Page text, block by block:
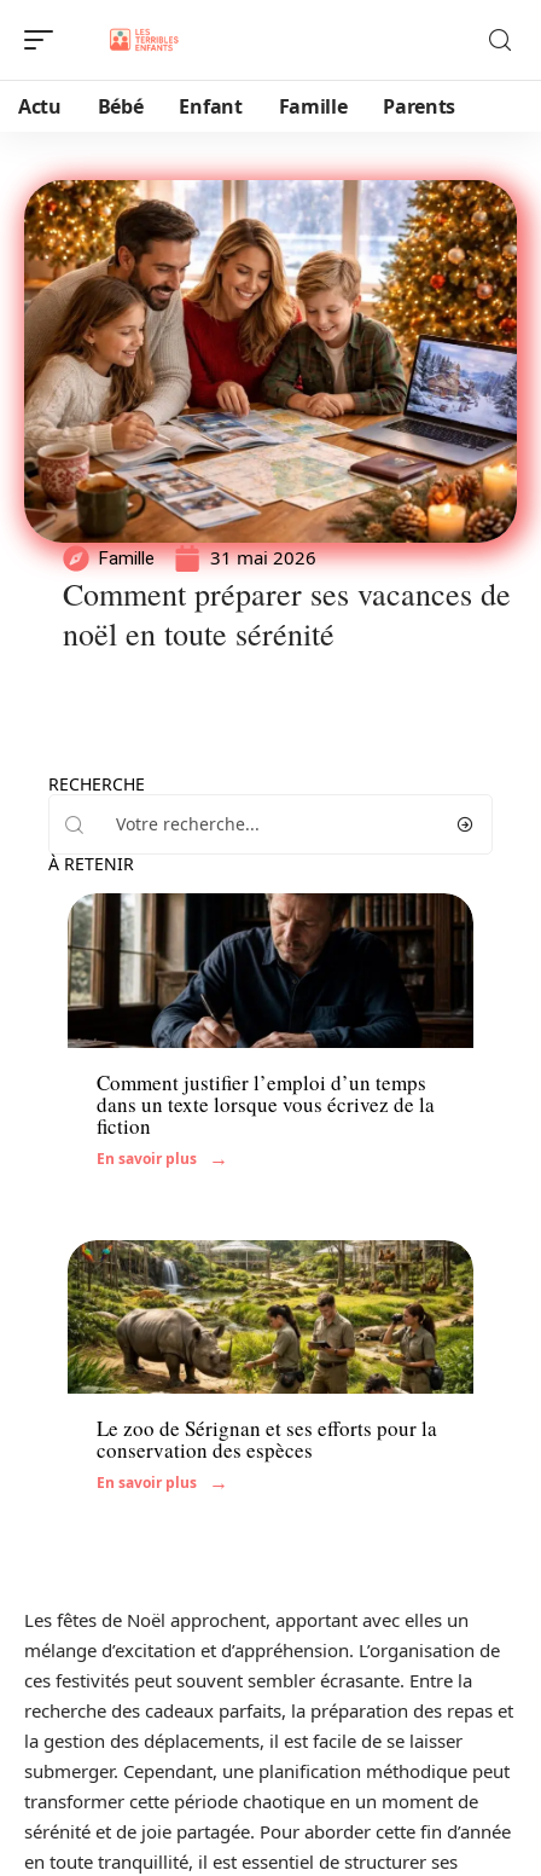
Actu Bébé Enfant Famille Parents
Famille 31 mai 2026
Comment préparer ses vacances de
noël en toute sérénité
RECHERCHE
À RETENIR
Comment justifier l’emploi d’un temps
dans un texte lorsque vous écrivez de la
fiction
En savoir plus
Famille
Le zoo de Sérignan et ses efforts pour la
conservation des espèces
En savoir plus
Les fêtes de Noël approchent, apportant avec elles un
mélange d’excitation et d’appréhension. L’organisation de
ces festivités peut souvent sembler écrasante. Entre la
recherche des cadeaux parfaits, la préparation des repas et
la gestion des déplacements, il est facile de se laisser
submerger. Cependant, une planification méthodique peut
transformer cette période chaotique en un moment de
sérénité et de joie partagée. Pour aborder cette fin d’année
en toute tranquillité, il est essentiel de structurer ses